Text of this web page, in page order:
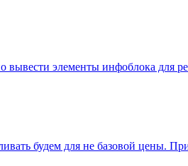
элементы инфоблока для
будем для не базовой цены.